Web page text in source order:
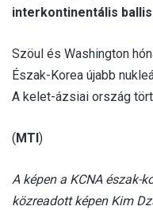
interkontinentális
Szöul és Washington
Észak-Korea újabb
A kelet-ázsiai ország
( MTI )
A képen a KCNA észak-
közreadott képen Kim